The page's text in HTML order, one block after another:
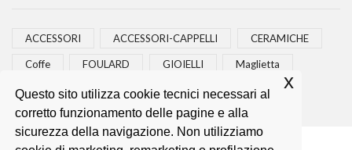
ACCESSORI ACCESSORI-CAPPELLI CERAMICHE
Coffe FOULARD GIOIELLI Maglietta
Magliette Movitifemmu Paco T-Shirt
Questo sito utilizza cookie tecnici necessari al
corretto funzionamento delle pagine e alla
sicurezza della navigazione. Non utilizziamo
x